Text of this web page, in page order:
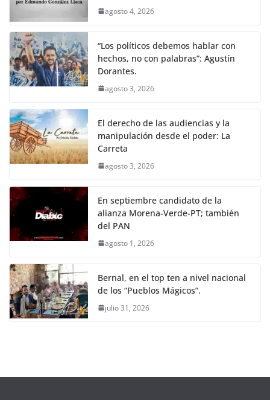
agosto 4, 2026
“Los políticos debemos hablar con
hechos, no con palabras”: Agustín
Dorantes.
agosto 3, 2026
El derecho de las audiencias y la
manipulación desde el poder: La
Carreta
agosto 3, 2026
En septiembre candidato de la
alianza Morena-Verde-PT; también
del PAN
agosto 1, 2026
Bernal, en el top ten a nivel nacional
de los “Pueblos Mágicos”.
julio 31, 2026